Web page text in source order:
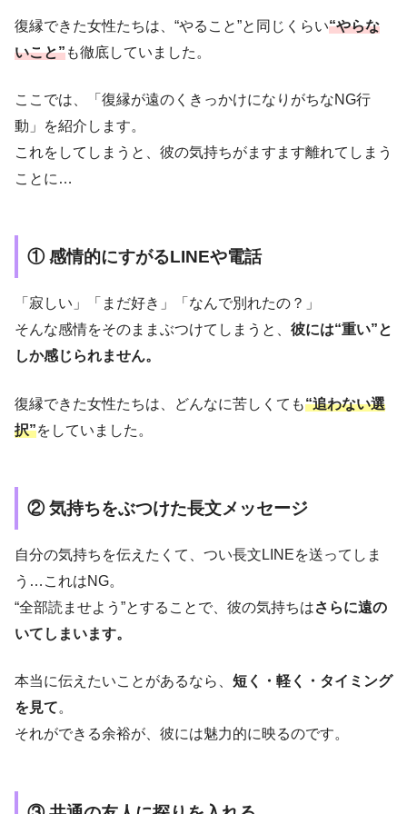
復縁できた女性たちは、“やること”と同じくらい“やらな
いこと”も徹底していました。
ここでは、「復縁が遠のくきっかけになりがちなNG行
動」を紹介します。
これをしてしまうと、彼の気持ちがますます離れてしまう
ことに…
① 感情的にすがるLINEや電話
「寂しい」「まだ好き」「なんで別れたの？」
そんな感情をそのままぶつけてしまうと、 彼には“重い”と
しか感じられません。
復縁できた女性たちは、どんなに苦しくても“追わない選
択”をしていました。
② 気持ちをぶつけた長文メッセージ
自分の気持ちを伝えたくて、つい長文LINEを送ってしま
う…これはNG。
“全部読ませよう”とすることで、彼の気持ちはさらに遠の
いてしまいます。
本当に伝えたいことがあるなら、 短く・軽く・タイミング
を見て。
それができる余裕が、彼には魅力的に映るのです。